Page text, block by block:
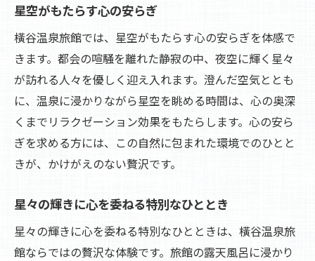
星空がもたらす心の安らぎ
橫谷温泉旅館では、星空がもたらす心の安らぎを体感で
きます。都会の喧騒を離れた静寂の中、夜空に輝く星々
が訪れる人々を優しく迎え入れます。澄んだ空気ととも
に、温泉に浸かりながら星空を眺める時間は、心の奥深
くまでリラクゼーション効果をもたらします。心の安ら
ぎを求める方には、この自然に包まれた環境でのひとと
きが、かけがえのない贅沢です。
星々の輝きに心を委ねる特別なひととき
星々の輝きに心を委ねる特別なひとときは、橫谷温泉旅
館ならではの贅沢な体験です。旅館の露天風呂に浸かり